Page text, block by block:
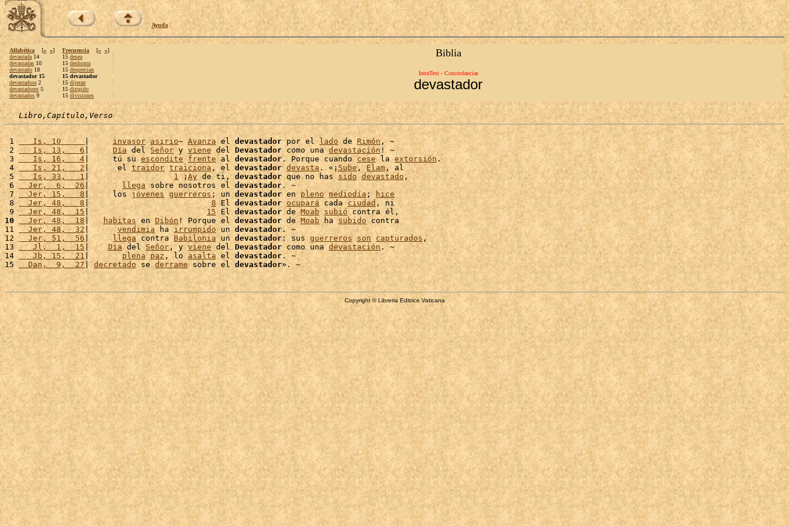
Ayuda
Alfabética [« »]
devastada 14
devastadas 10
devastado 18
devastador 15
devastadora 2
devastadores 5
devastados 9
Frecuencia [« »]
15 desea
15 deshonra
15 desprecian
15 devastador
15 dijeran
15 dirigido
15 divisiones
Biblia
IntraText - Concordancias
devastador
Libro,Capítulo,Verso
1
   Is, 10
| invasor asirio~ Avanza el devastador por el lado de Rimón , ~
2
   Is, 13,   6
| Día del Señor y viene del Devastador como una devastación ! ~
3
   Is, 16,   4
|     tú su escondite frente al devastador. Porque cuando cese la extorsión .
4
   Is, 21,   2
|      el traidor traiciona, el devastador devasta. «¡Sube, Elam , al
5
   Is, 33,   1
| 1 ¡Ay de ti, devastador que no has sido devastado ,
6
  Jer,  6,  26
| llega sobre nosotros el devastador . ~
7
  Jer, 15,   8
|     los jóvenes guerreros ; un devastador en pleno mediodía ;
hice
8
  Jer, 48,   8
| 8 El devastador ocupará cada ciudad , ni
9
  Jer, 48,  15
| 15 El devastador de Moab subió
10
  Jer, 48,  18
| habitas en Dibón ! Porque el devastador de Moab ha subido contra
11
  Jer, 48,  32
| vendimia ha irrumpido un devastador . ~
12
  Jer, 51,  56
| llega contra Babilonia un devastador: sus guerreros son capturados ,
13
   Jl,  1,  15
| Día del Señor, y viene del Devastador como una devastación. ~
14
   Jb, 15,  21
| plena paz, lo asalta el devastador. ~
15
  Dan,  9,  27
| decretado se derrame sobre el devastador
Copyright © Libreria Editrice Vaticana